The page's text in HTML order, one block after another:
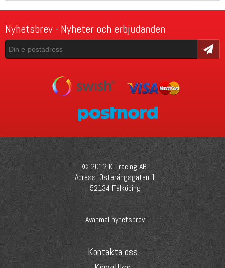
Nyhetsbrev - Nyheter och erbjudanden
Skicka
© 2012 KL racing AB.
Adress: Österängsgatan 1
52134 Falköping
Avanmäl nyhetsbrev
Kontakta oss